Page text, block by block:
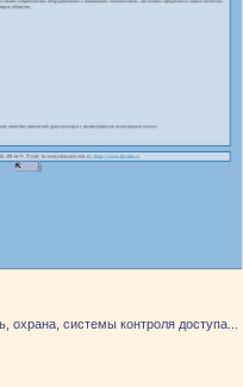
охрана, системы контроля доступа...